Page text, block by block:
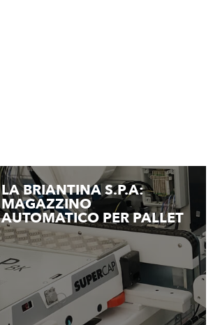
LA BRIANTINA S.P.A:
MAGAZZINO
AUTOMATICO PER PALLET